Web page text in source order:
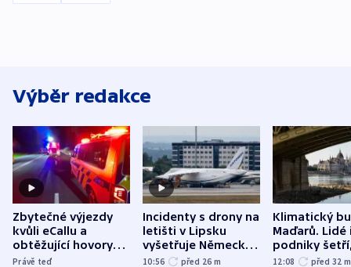
Výběr redakce
Zbytečné výjezdy
kvůli eCallu a
obtěžující hovory
zdržují záchranáře
Právě teď
Incidenty s drony na
letišti v Lipsku
vyšetřuje Německo
jako úmyslný pokus
10:56 před 26 m
Klimatický
Maďarů. Lidé
podniky
omezuje se
12:08 před 32 m